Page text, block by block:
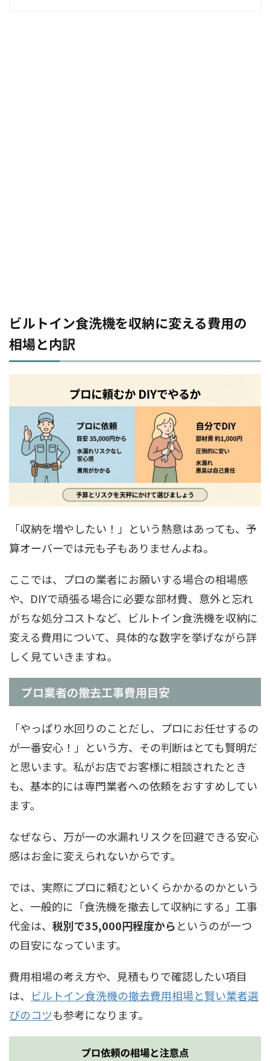
ビルトイン食洗機を収納に変える費用の
相場と内訳
「収納を増やしたい！」という熱意はあっても、予
算オーバーでは元も子もありませんよね。
ここでは、プロの業者にお願いする場合の相場感
や、DIYで頑張る場合に必要な部材費、意外と忘れ
がちな処分コストなど、ビルトイン食洗機を収納に
変える費用について、具体的な数字を挙げながら詳
しく見ていきますね。
プロ業者の撤去工事費用目安
「やっぱり水回りのことだし、プロにお任せするの
が一番安心！」という方、その判断はとても賢明だ
と思います。私がお店でお客様に相談されたとき
も、基本的には専門業者への依頼をおすすめしてい
ます。
なぜなら、万が一の水漏れリスクを回避できる安心
感はお金に変えられないからです。
では、実際にプロに頼むといくらかかるのかという
と、一般的に「食洗機を撤去して収納にする」工事
代金は、 税別で35,000円程度からというのが一つ
の目安になっています。
費用相場の考え方や、見積もりで確認したい項目
は、 ビルトイン食洗機の撤去費用相場と賢い業者選
びのコツも参考になります。